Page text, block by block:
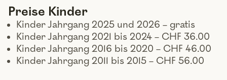
Preise Kinder
Kinder Jahrgang 2025 und 2026 – gratis
Kinder Jahrgang 2021 bis 2024 – CHF 36.00
Kinder Jahrgang 2016 bis 2020 – CHF 46.00
Kinder Jahrgang 2011 bis 2015 – CHF 56.00